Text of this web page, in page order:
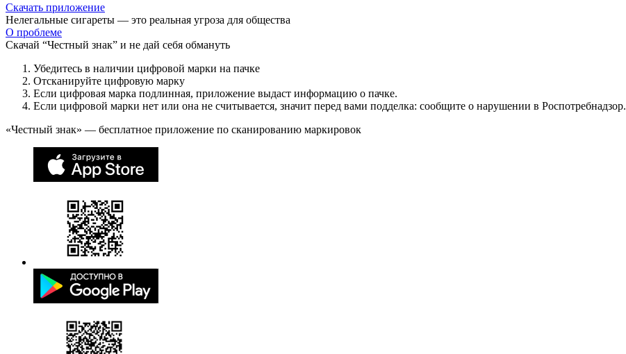
Скачать приложение
Нелегальные сигареты — это реальная угроза для общества
О проблеме
Скачай “Честный знак” и не дай себя обмануть
Убедитесь в наличии цифровой марки на пачке
Отсканируйте цифровую марку
Если цифровая марка подлинная, приложение выдаст информацию о пачке.
Если цифровой марки нет или она не считывается, значит перед вами подделка: сообщите о нарушении в Роспотребнадзор.
«Честный знак» — бесплатное приложение по сканированию маркировок